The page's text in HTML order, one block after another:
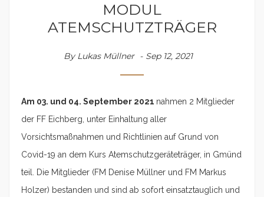
MODUL
ATEMSCHUTZTRÄGER
By Lukas Müllner Sep 12, 2021
Am 03. und 04. September 2021 nahmen 2 Mitglieder
der FF Eichberg, unter Einhaltung aller
Vorsichtsmaßnahmen und Richtlinien auf Grund von
Covid-19 an dem Kurs Atemschutzgeräteträger, in Gmünd
teil. Die Mitglieder (FM Denise Müllner und FM Markus
Holzer) bestanden und sind ab sofort einsatztauglich und